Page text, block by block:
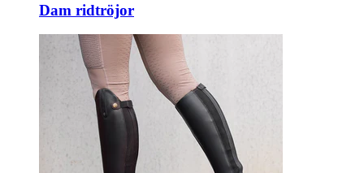
Dam ridtröjor